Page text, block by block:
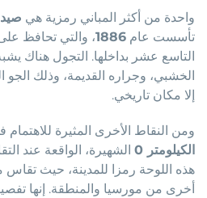
واحدة من أكثر المباني رمزية هي
تأسست عام 1886، والتي تحافظ
التاسع عشر بداخلها. التجول هناك
الخشبي، وجراره القديمة، وذلك الجو
إلا مكان تاريخي.
ومن النقاط الأخرى المثيرة للاهتمام
الكيلومتر 0
الشهيرة، الواقعة عند
هذه اللوحة رمزا للمدينة، حيث تقاس
أخرى من مورسيا والمنطقة. إنها